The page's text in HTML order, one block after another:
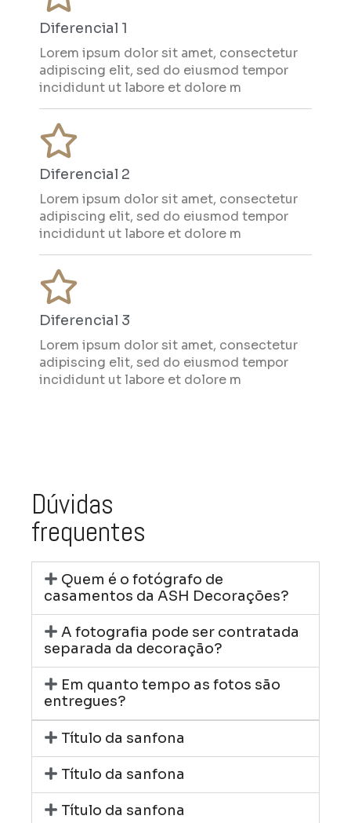
Diferencial 1
Lorem ipsum dolor sit amet, consectetur
adipiscing elit, sed do eiusmod tempor
incididunt ut labore et dolore m
Diferencial 2
Lorem ipsum dolor sit amet, consectetur
adipiscing elit, sed do eiusmod tempor
incididunt ut labore et dolore m
Diferencial 3
Lorem ipsum dolor sit amet, consectetur
adipiscing elit, sed do eiusmod tempor
incididunt ut labore et dolore m
Dúvidas
frequentes
Quem é o fotógrafo de
casamentos da ASH Decorações?
A fotografia pode ser contratada
separada da decoração?
Em quanto tempo as fotos são
entregues?
Título da sanfona
Título da sanfona
Título da sanfona